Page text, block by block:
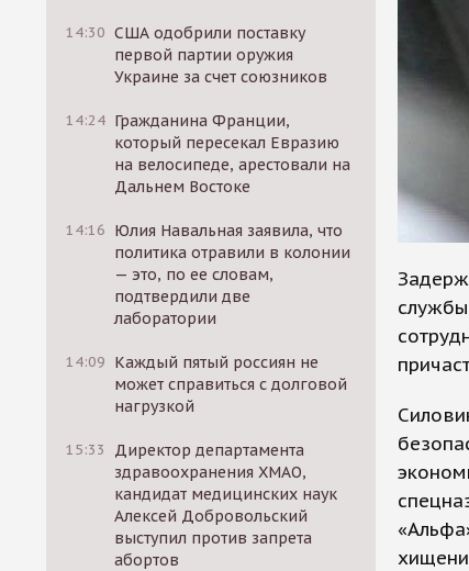
14:30 США одобрили поставку
первой партии оружия
Украине за счет союзников
14:24 Гражданина Франции,
который пересекал Евразию
на велосипеде, арестовали на
Дальнем Востоке
14:16 Юлия Навальная заявила, что
политика отравили в колонии
— это, по ее словам,
подтвердили две
лаборатории
14:09 Каждый пятый россиян не
может справиться с долговой
нагрузкой
15:33
Директор департамента
здравоохранения ХМАО,
кандидат медицинских наук
Алексей Добровольский
выступил против запрета
абортов